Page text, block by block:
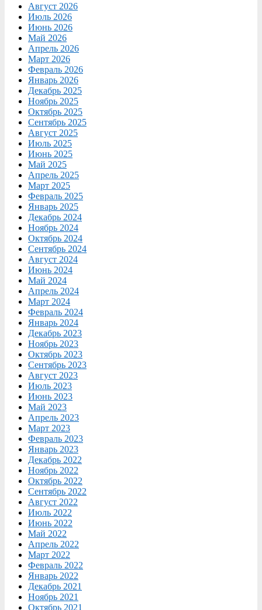
Август 2026
Июль 2026
Июнь 2026
Май 2026
Апрель 2026
Март 2026
Февраль 2026
Январь 2026
Декабрь 2025
Ноябрь 2025
Октябрь 2025
Сентябрь 2025
Август 2025
Июль 2025
Июнь 2025
Май 2025
Апрель 2025
Март 2025
Февраль 2025
Январь 2025
Декабрь 2024
Ноябрь 2024
Октябрь 2024
Сентябрь 2024
Август 2024
Июнь 2024
Май 2024
Апрель 2024
Март 2024
Февраль 2024
Январь 2024
Декабрь 2023
Ноябрь 2023
Октябрь 2023
Сентябрь 2023
Август 2023
Июль 2023
Июнь 2023
Май 2023
Апрель 2023
Март 2023
Февраль 2023
Январь 2023
Декабрь 2022
Ноябрь 2022
Октябрь 2022
Сентябрь 2022
Август 2022
Июль 2022
Июнь 2022
Май 2022
Апрель 2022
Март 2022
Февраль 2022
Январь 2022
Декабрь 2021
Ноябрь 2021
Октябрь 2021